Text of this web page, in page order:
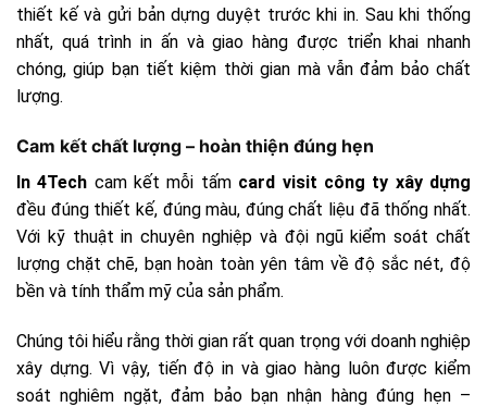
thiết kế và gửi bản dựng duyệt trước khi in. Sau khi thống
nhất, quá trình in ấn và giao hàng được triển khai nhanh
chóng, giúp bạn tiết kiệm thời gian mà vẫn đảm bảo chất
lượng.
Cam kết chất lượng – hoàn thiện đúng hẹn
In 4Tech cam kết mỗi tấm card visit công ty xây dựng
đều đúng thiết kế, đúng màu, đúng chất liệu đã thống nhất.
Với kỹ thuật in chuyên nghiệp và đội ngũ kiểm soát chất
lượng chặt chẽ, bạn hoàn toàn yên tâm về độ sắc nét, độ
bền và tính thẩm mỹ của sản phẩm.
Chúng tôi hiểu rằng thời gian rất quan trọng với doanh nghiệp
xây dựng. Vì vậy, tiến độ in và giao hàng luôn được kiểm
soát nghiêm ngặt, đảm bảo bạn nhận hàng đúng hẹn –